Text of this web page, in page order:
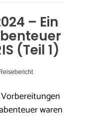
– Ein
(Teil 1)
waren